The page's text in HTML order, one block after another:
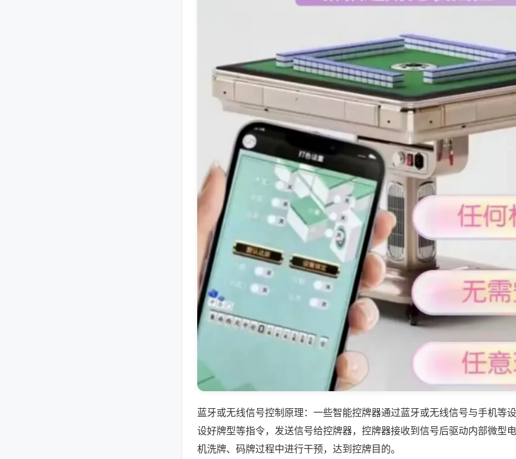
蓝牙或无线信号控制原理：一些智能控牌器通过蓝牙或无线信号与手机等
设好牌型等指令，发送信号给控牌器，控牌器接收到信号后驱动内部微型
机洗牌、码牌过程中进行干预，达到控牌目的。